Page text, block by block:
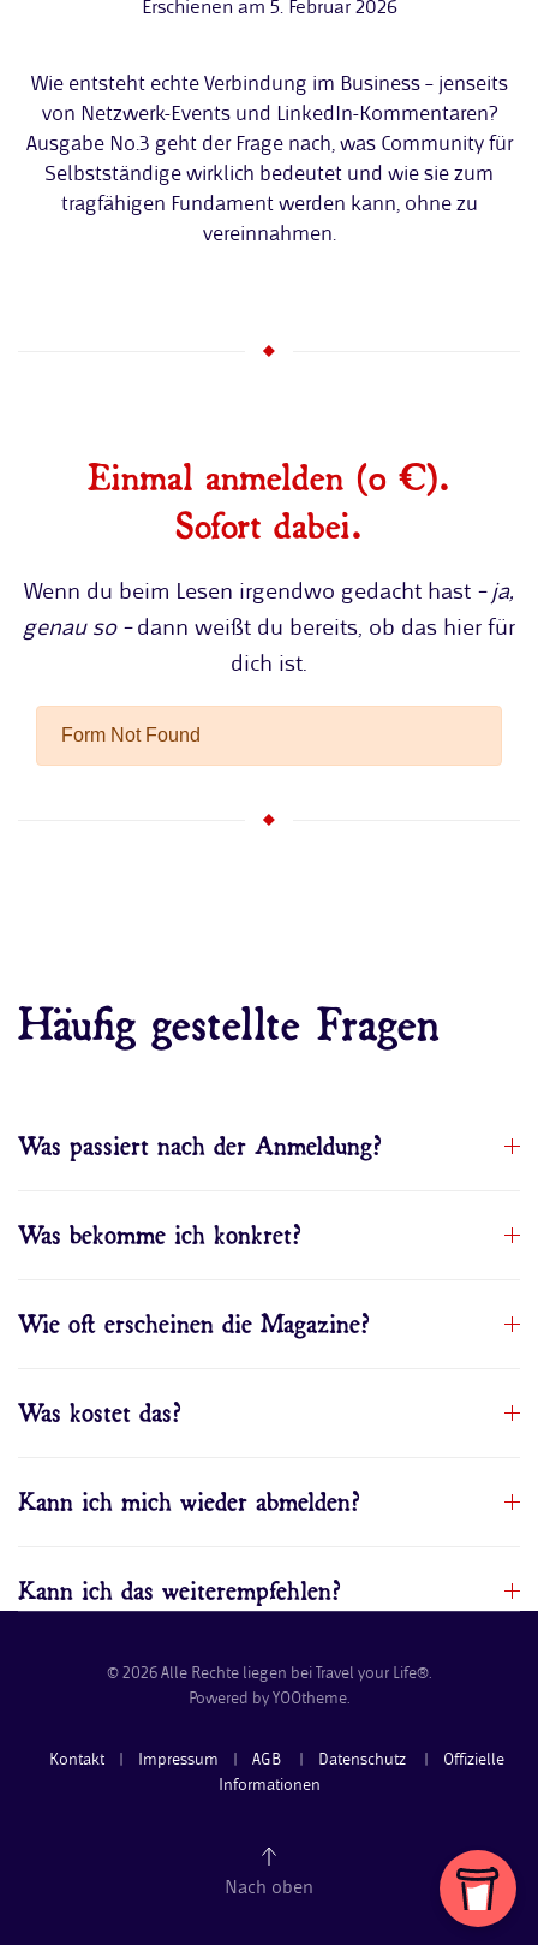
Erschienen am 5. Februar 2026
Wie entsteht echte Verbindung im Business – jenseits
von Netzwerk-Events und LinkedIn-Kommentaren?
Ausgabe No.3 geht der Frage nach, was Community für
Selbstständige wirklich bedeutet und wie sie zum
tragfähigen Fundament werden kann, ohne zu
vereinnahmen.
Einmal anmelden (0 €).
Sofort dabei.
Wenn du beim Lesen irgendwo gedacht hast – ja,
genau so –dann weißt du bereits, ob das hier für
dich ist.
Häufig gestellte Fragen
Was passiert nach der Anmeldung?
Was bekomme ich konkret?
Wie oft erscheinen die Magazine?
Was kostet das?
Kann ich mich wieder abmelden?
Kann ich das weiterempfehlen?
© 2026Alle Rechte liegen bei Travel your Life®.
Powered by YOOtheme.
Kontakt| Impressum AGB Datenschutz
Offizielle
Informationen
Nach oben